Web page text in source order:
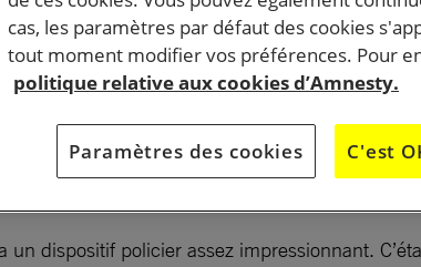
un dispositif policier assez impressionnant.
cas, les paramètres par défaut des cookies
tout moment modifier vos préférences. Pour
politique relative aux cookies d’Amnesty.
Paramètres des cookies C'est